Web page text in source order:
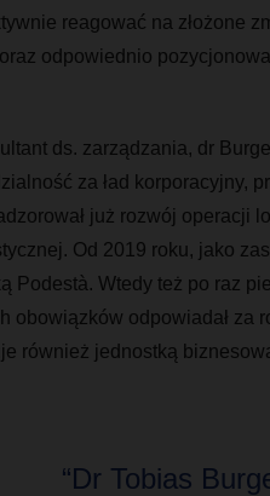
reagować na złożone
odpowiednio
ds. zarządzania, dr
za ład korporacyjny,
już rozwój operacji
Od 2019 roku, jako
Podestà. Wtedy też po raz
obowiązków odpowiadał za
również jednostką
“Dr Tobias